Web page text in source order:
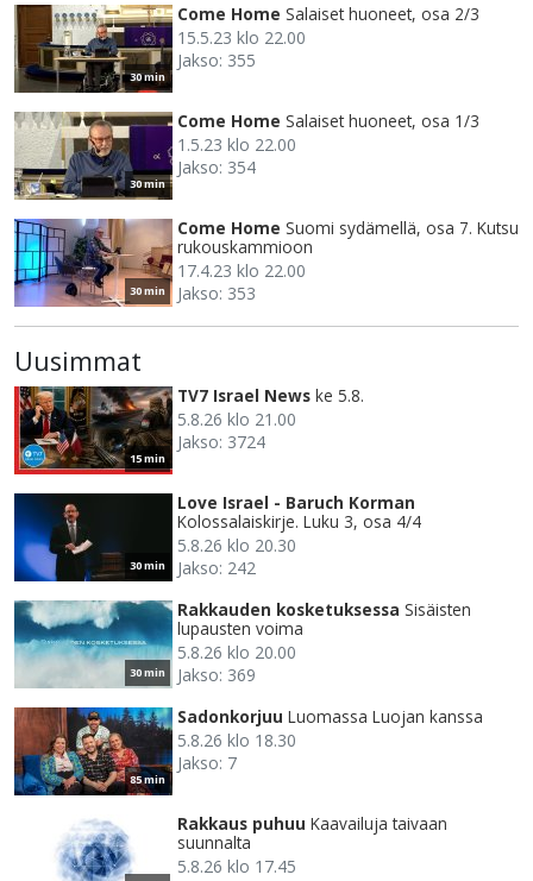
30 min
Come Home Salaiset huoneet, osa 2/3
15.5.23 klo 22.00
Jakso: 355
30 min
Come Home Salaiset huoneet, osa 1/3
1.5.23 klo 22.00
Jakso: 354
30 min
Come Home Suomi sydämellä, osa 7. Kutsu
rukouskammioon
17.4.23 klo 22.00
Jakso: 353
Uusimmat
15 min
TV7 Israel News ke 5.8.
5.8.26 klo 21.00
Jakso: 3724
30 min
Love Israel - Baruch Korman
Kolossalaiskirje. Luku 3, osa 4/4
5.8.26 klo 20.30
Jakso: 242
30 min
Rakkauden kosketuksessa Sisäisten
lupausten voima
5.8.26 klo 20.00
Jakso: 369
85 min
Sadonkorjuu Luomassa Luojan kanssa
5.8.26 klo 18.30
Jakso: 7
Rakkaus puhuu Kaavailuja taivaan
suunnalta
5.8.26 klo 17.45